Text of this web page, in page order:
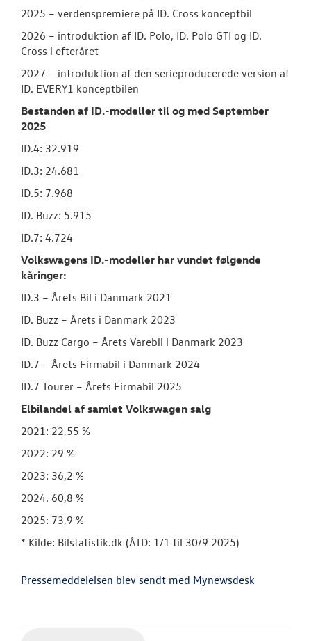
2025 – verdenspremiere på ID. Cross konceptbil
2026 – introduktion af ID. Polo, ID. Polo GTI og ID.
Cross i efteråret
2027 – introduktion af den serieproducerede version af
ID. EVERY1 konceptbilen
Bestanden af ID.-modeller til og med September
2025
ID.4: 32.919
ID.3: 24.681
ID.5: 7.968
ID. Buzz: 5.915
ID.7: 4.724
Volkswagens ID.-modeller har vundet følgende
kåringer:
ID.3 – Årets Bil i Danmark 2021
ID. Buzz – Årets i Danmark 2023
ID. Buzz Cargo – Årets Varebil i Danmark 2023
ID.7 – Årets Firmabil i Danmark 2024
ID.7 Tourer – Årets Firmabil 2025
Elbilandel af samlet Volkswagen salg
2021: 22,55 %
2022: 29 %
2023: 36,2 %
2024. 60,8 %
2025: 73,9 %
* Kilde: Bilstatistik.dk (ÅTD: 1/1 til 30/9 2025)
Pressemeddelelsen blev sendt med Mynewsdesk